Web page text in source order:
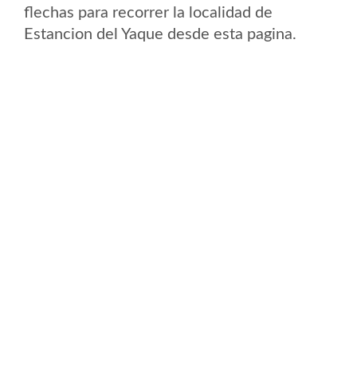
flechas para recorrer la localidad de
Estancion del Yaque desde esta pagina.